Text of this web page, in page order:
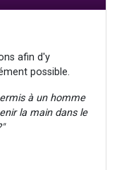
afin d'y
possible.
à un homme
la main dans le